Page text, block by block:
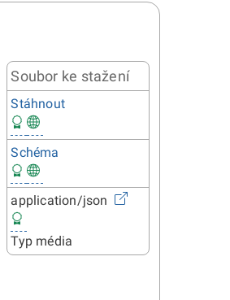
Soubor ke stažení
Stáhnout
Schéma
application/json
Typ média